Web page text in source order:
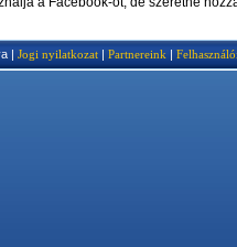
| Jogi nyilatkozat | Partnereink |